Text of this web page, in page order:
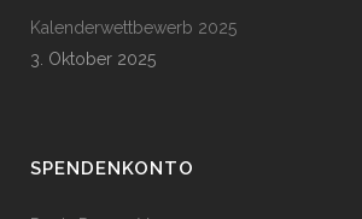
Kalenderwettbewerb 2025
3. Oktober 2025
SPENDENKONTO